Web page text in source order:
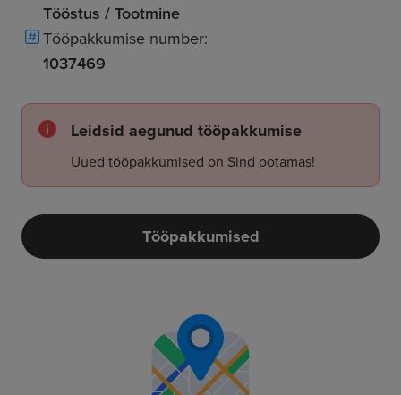
Tööstus / Tootmine
Tööpakkumise number:
1037469
Leidsid aegunud tööpakkumise
Uued tööpakkumised on Sind ootamas!
Tööpakkumised